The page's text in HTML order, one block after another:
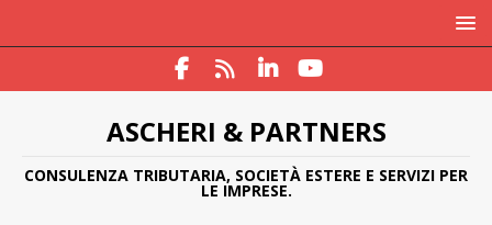
ASCHERI & PARTNERS
CONSULENZA TRIBUTARIA, SOCIETÀ ESTERE E SERVIZI PER
LE IMPRESE.